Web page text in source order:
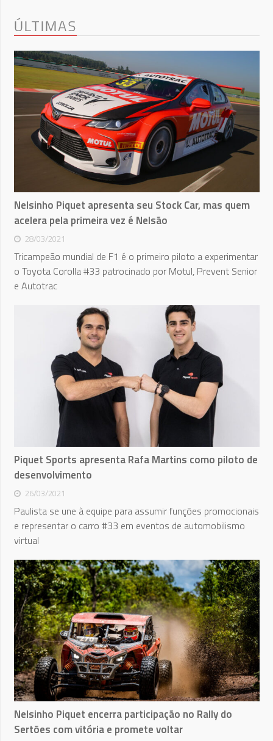
ÚLTIMAS
Nelsinho Piquet apresenta seu Stock Car, mas quem
acelera pela primeira vez é Nelsão
28/03/2021
Tricampeão mundial de F1 é o primeiro piloto a experimentar
o Toyota Corolla #33 patrocinado por Motul, Prevent Senior
e Autotrac
Piquet Sports apresenta Rafa Martins como piloto de
desenvolvimento
26/03/2021
Paulista se une à equipe para assumir funções promocionais
e representar o carro #33 em eventos de automobilismo
virtual
Nelsinho Piquet encerra participação no Rally do
Sertões com vitória e promete voltar